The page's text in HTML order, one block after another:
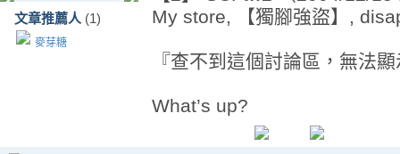
文章推薦人 (1)
麥芽糖
My store, 【獨腳強盜】,
『查不到這個討論區，無法
What’s up?